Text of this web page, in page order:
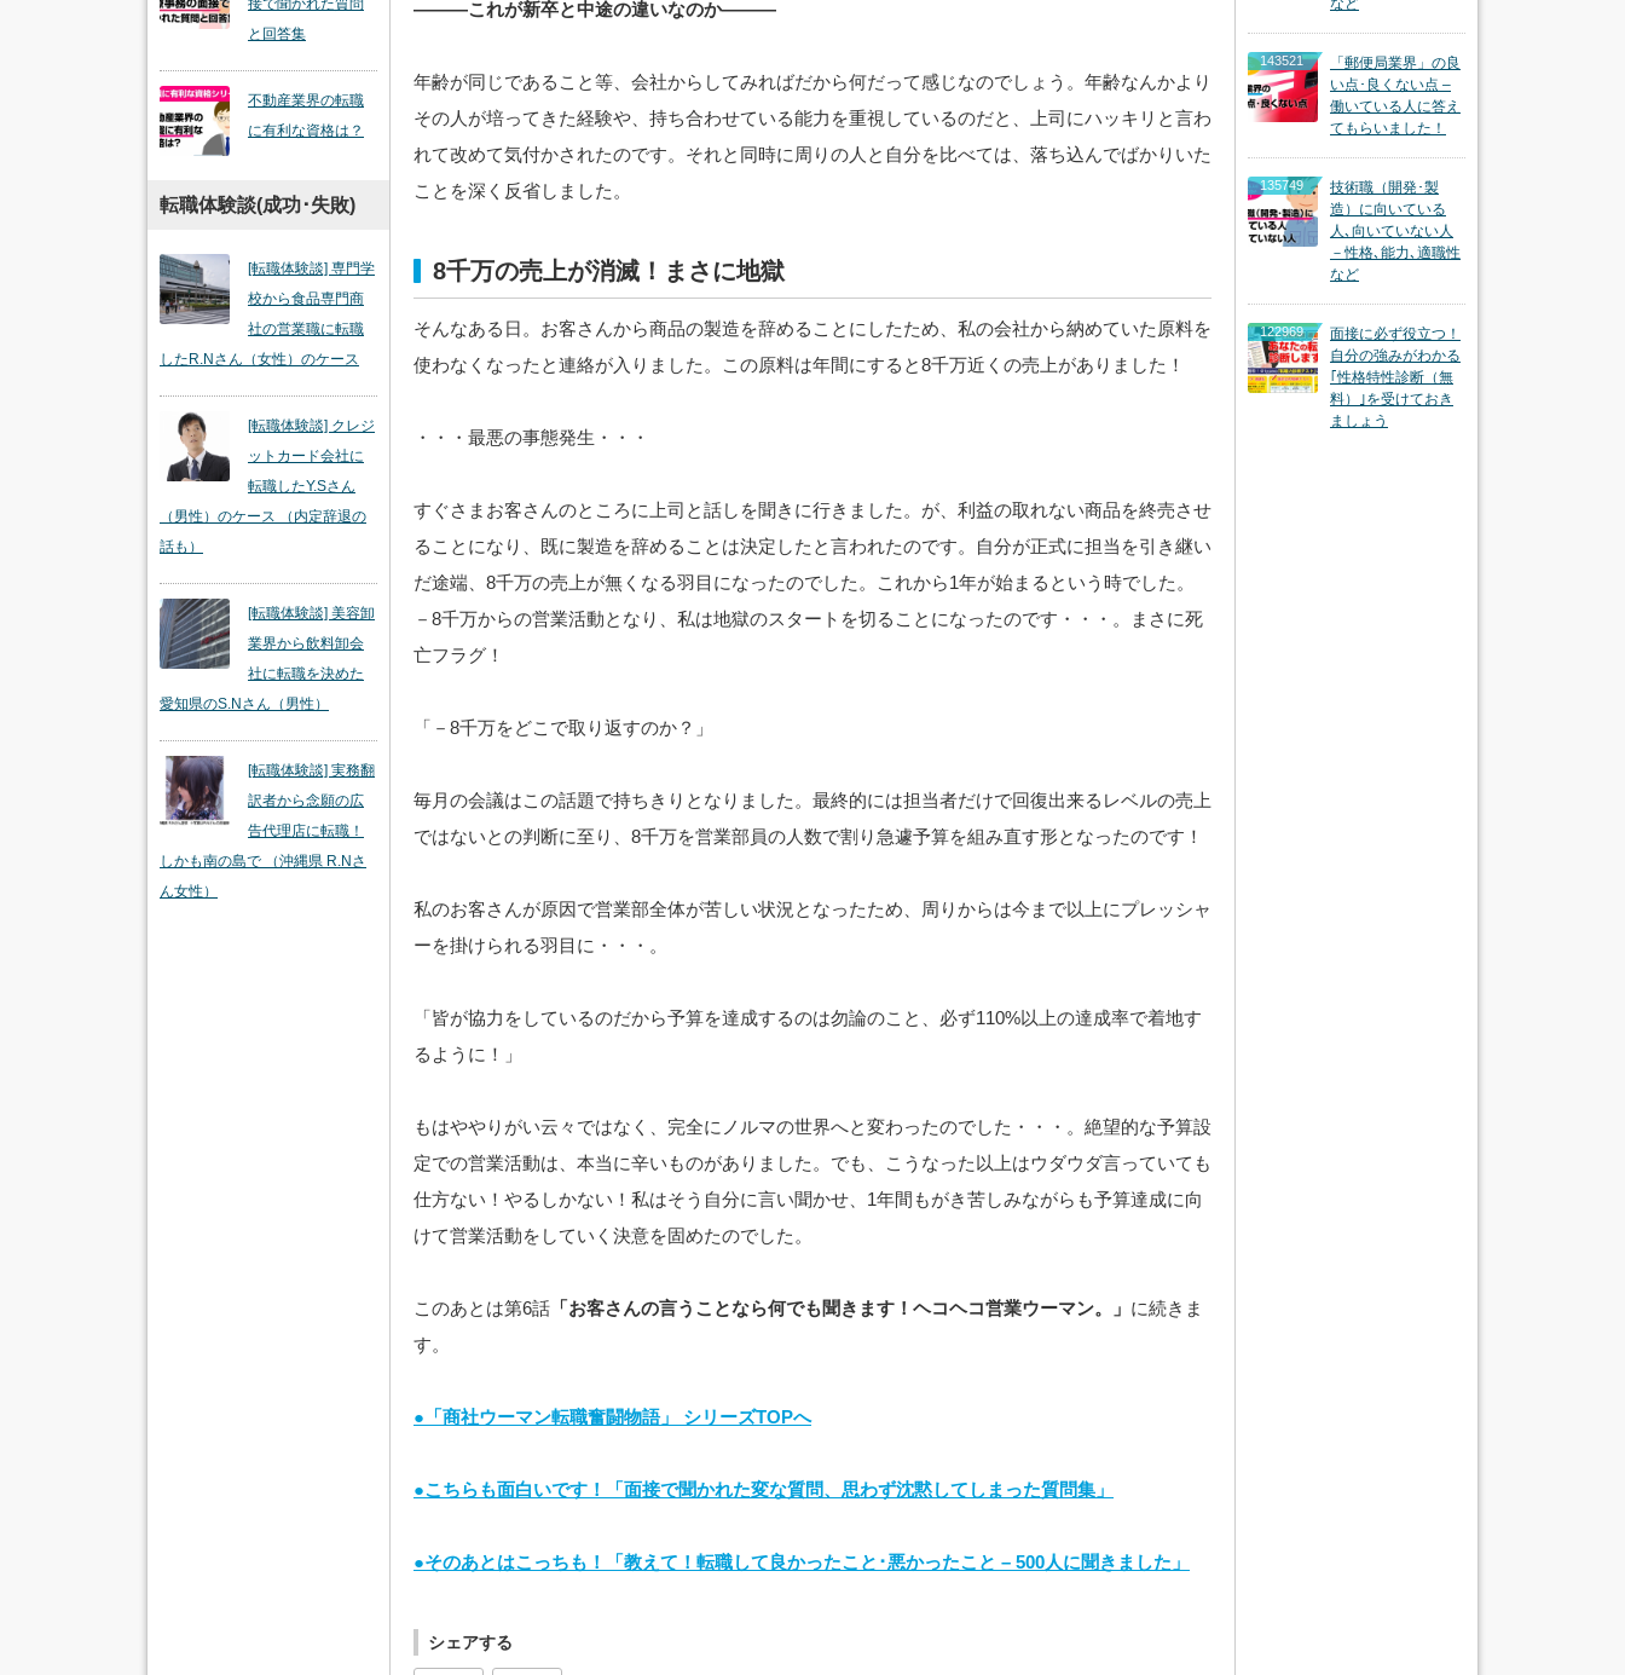
―――これが新卒と中途の違いなのか―――
年齢が同じであること等、会社からしてみればだから何だって感じなのでしょう。年齢なんかより
その人が培ってきた経験や、持ち合わせている能力を重視しているのだと、上司にハッキリと言わ
れて改めて気付かされたのです。それと同時に周りの人と自分を比べては、落ち込んでばかりいた
ことを深く反省しました。
8千万の売上が消滅！まさに地獄
そんなある日。お客さんから商品の製造を辞めることにしたため、私の会社から納めていた原料を
使わなくなったと連絡が入りました。この原料は年間にすると8千万近くの売上がありました！
・・・最悪の事態発生・・・
すぐさまお客さんのところに上司と話しを聞きに行きました。が、利益の取れない商品を終売させ
ることになり、既に製造を辞めることは決定したと言われたのです。自分が正式に担当を引き継い
だ途端、8千万の売上が無くなる羽目になったのでした。これから1年が始まるという時でした。
－8千万からの営業活動となり、私は地獄のスタートを切ることになったのです・・・。まさに死
亡フラグ！
「－8千万をどこで取り返すのか？」
毎月の会議はこの話題で持ちきりとなりました。最終的には担当者だけで回復出来るレベルの売上
ではないとの判断に至り、8千万を営業部員の人数で割り急遽予算を組み直す形となったのです！
私のお客さんが原因で営業部全体が苦しい状況となったため、周りからは今まで以上にプレッシャ
ーを掛けられる羽目に・・・。
「皆が協力をしているのだから予算を達成するのは勿論のこと、必ず110%以上の達成率で着地す
るように！」
もはややりがい云々ではなく、完全にノルマの世界へと変わったのでした・・・。絶望的な予算設
定での営業活動は、本当に辛いものがありました。でも、こうなった以上はウダウダ言っていても
仕方ない！やるしかない！私はそう自分に言い聞かせ、1年間もがき苦しみながらも予算達成に向
けて営業活動をしていく決意を固めたのでした。
このあとは第6話 「お客さんの言うことなら何でも聞きます！ヘコヘコ営業ウーマン。」 に続きま
す。
●「商社ウーマン転職奮闘物語」 シリーズTOPへ
●こちらも面白いです！「面接で聞かれた変な質問、思わず沈黙してしまった質問集」
●そのあとはこっちも！「教えて！転職して良かったこと･悪かったこと – 500人に聞きました」
シェアする
接で聞かれた質問
と回答集
不動産業界の転職
に有利な資格は？
転職体験談(成功･失敗)
[転職体験談] 専門学
校から食品専門商
社の営業職に転職
したR.Nさん（女性）のケース
[転職体験談] クレジ
ットカード会社に
転職したY.Sさん
（男性）のケース （内定辞退の
話も）
[転職体験談] 美容卸
業界から飲料卸会
社に転職を決めた
愛知県のS.Nさん（男性）
[転職体験談] 実務翻
訳者から念願の広
告代理店に転職！
しかも南の島で （沖縄県 R.Nさ
ん女性）
など
143521
「郵便局業界」の良
い点･良くない点 –
働いている人に答え
てもらいました！
135749
技術職（開発･製
造）に向いている
人､向いていない人
－性格､能力､適職性
など
122969
面接に必ず役立つ！
自分の強みがわかる
｢性格特性診断（無
料）｣を受けておき
ましょう